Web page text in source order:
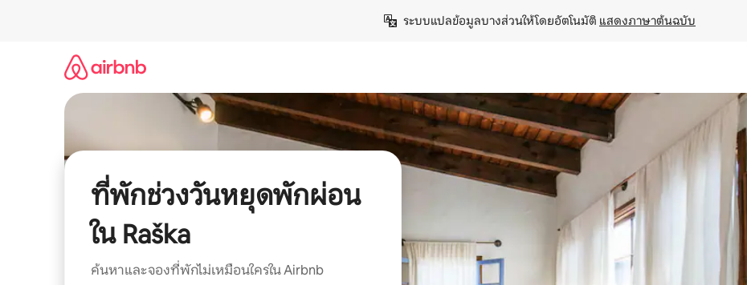
ระบบแปลข้อมูลบางส่วนให้โดยอัตโนมัติ แสดงภาษาต้นฉบับ
ที่พักช่วงวันหยุดพักผ่อน
ใน Raška
ค้นหาและจองที่พักไม่เหมือนใครใน Airbnb